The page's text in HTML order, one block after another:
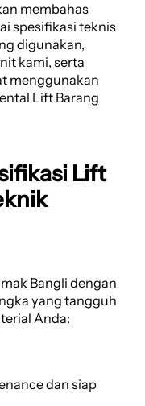
membahas
spesifikasi teknis
digunakan,
kami, serta
menggunakan
Lift Barang
Lift
Bangli dengan
yang tangguh
Anda:
dan siap